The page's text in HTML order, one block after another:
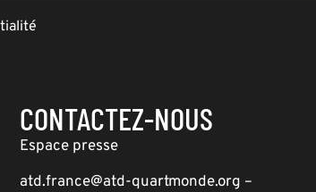
CONTACTEZ-NOUS
Espace presse
atd.france@atd-quartmonde.org –